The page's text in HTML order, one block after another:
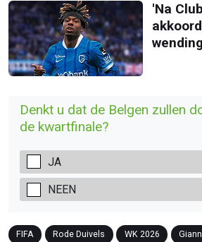
'Na
Denkt u dat de Belgen zullen
de kwartfinale?
JA
NEEN
FIFA Rode Duivels WK 2026